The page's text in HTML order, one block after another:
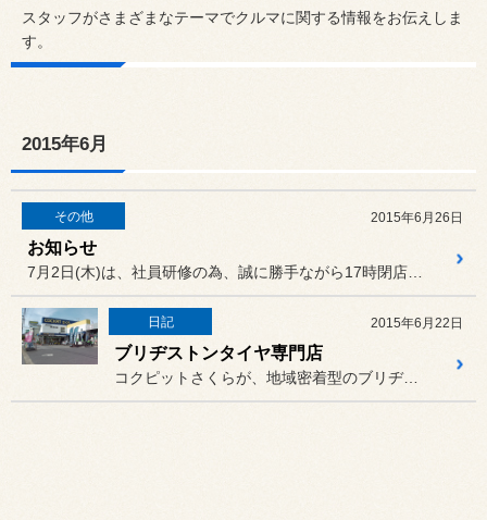
スタッフがさまざまなテーマでクルマに関する情報をお伝えしま
す。
2015年6月
その他 2015年6月26日
お知らせ
日記 2015年6月22日
ブリヂストンタイヤ専門店
コクピットさくらが、地域密着型のブリヂストンタイヤ専門店として生ま...